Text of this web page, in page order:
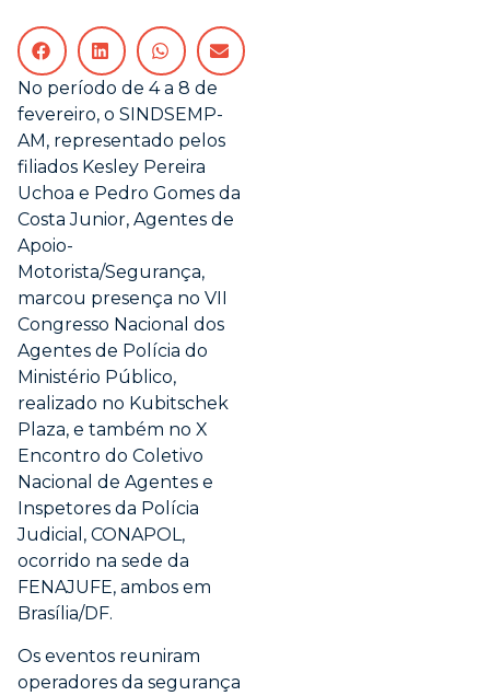
No período de 4 a 8 de
fevereiro, o SINDSEMP-
AM, representado pelos
filiados Kesley Pereira
Uchoa e Pedro Gomes da
Costa Junior, Agentes de
Apoio-
Motorista/Segurança,
marcou presença no VII
Congresso Nacional dos
Agentes de Polícia do
Ministério Público,
realizado no Kubitschek
Plaza, e também no X
Encontro do Coletivo
Nacional de Agentes e
Inspetores da Polícia
Judicial, CONAPOL,
ocorrido na sede da
FENAJUFE, ambos em
Brasília/DF.
Os eventos reuniram
operadores da segurança